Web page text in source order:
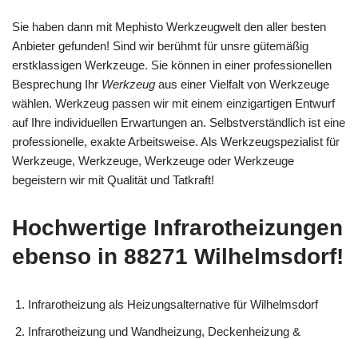
Sie haben dann mit Mephisto Werkzeugwelt den aller besten
Anbieter gefunden! Sind wir berühmt für unsre gütemäßig
erstklassigen Werkzeuge. Sie können in einer professionellen
Besprechung Ihr Werkzeug aus einer Vielfalt von Werkzeuge
wählen. Werkzeug passen wir mit einem einzigartigen Entwurf
auf Ihre individuellen Erwartungen an. Selbstverständlich ist eine
professionelle, exakte Arbeitsweise. Als Werkzeugspezialist für
Werkzeuge, Werkzeuge, Werkzeuge oder Werkzeuge
begeistern wir mit Qualität und Tatkraft!
Hochwertige Infrarotheizungen
ebenso in 88271 Wilhelmsdorf!
Infrarotheizung als Heizungsalternative für Wilhelmsdorf
Infrarotheizung und Wandheizung, Deckenheizung &